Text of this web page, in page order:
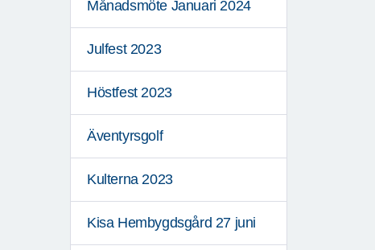
Månadsmöte Januari 2024
Julfest 2023
Höstfest 2023
Äventyrsgolf
Kulterna 2023
Kisa Hembygdsgård 27 juni